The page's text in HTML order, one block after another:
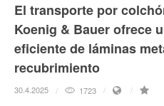
El transporte por
Koenig & Bauer ofrece
eficiente de láminas
recubrimiento
30.4.2025 1723